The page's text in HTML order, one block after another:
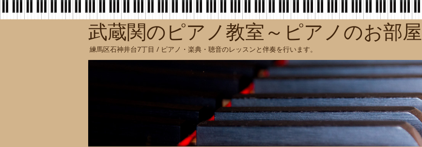
武蔵関のピアノ教室～ピアノのお部屋
練馬区石神井台7丁目 / ピアノ・楽典・聴音のレッスンと伴奏を行います。